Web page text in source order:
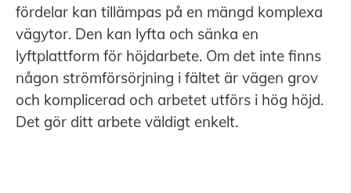
fördelar kan tillämpas på en mängd komplexa
vägytor. Den kan lyfta och sänka en
lyftplattform för höjdarbete. Om det inte finns
någon strömförsörjning i fältet är vägen grov
och komplicerad och arbetet utförs i hög höjd.
Det gör ditt arbete väldigt enkelt.